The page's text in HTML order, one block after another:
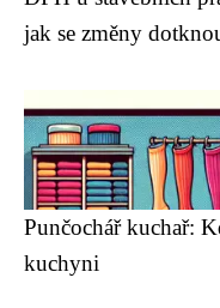
jak se změny
Punčochář kuchař:
kuchyni